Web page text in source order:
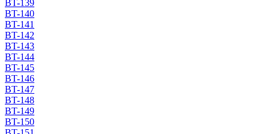
BT-139
BT-140
BT-141
BT-142
BT-143
BT-144
BT-145
BT-146
BT-147
BT-148
BT-149
BT-150